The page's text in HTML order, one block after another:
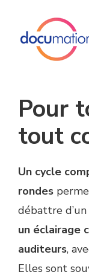
Pour
tout
Un cycle
rondes
débattre d’un
un éclairage
auditeurs,
Elles sont